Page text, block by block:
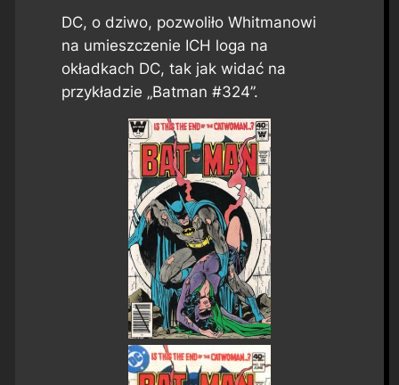
DC, o dziwo, pozwoliło Whitmanowi
na umieszczenie ICH loga na
okładkach DC, tak jak widać na
przykładzie „Batman #324”.